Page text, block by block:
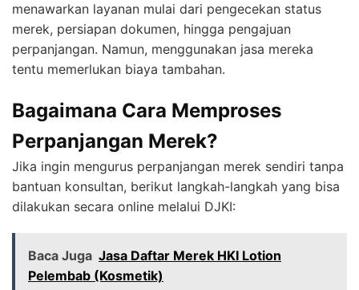
menawarkan layanan mulai dari pengecekan status
merek, persiapan dokumen, hingga pengajuan
perpanjangan. Namun, menggunakan jasa mereka
tentu memerlukan biaya tambahan.
Bagaimana Cara Memproses
Perpanjangan Merek?
Jika ingin mengurus perpanjangan merek sendiri tanpa
bantuan konsultan, berikut langkah-langkah yang bisa
dilakukan secara online melalui DJKI:
Baca Juga Jasa Daftar Merek HKI Lotion
Pelembab (Kosmetik)